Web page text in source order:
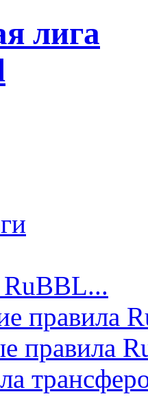
правила
правила